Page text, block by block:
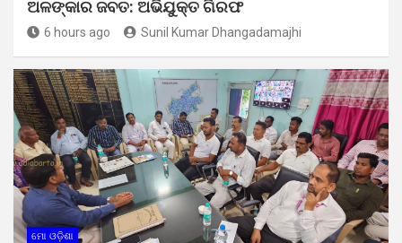
ଅଳଙ୍କାର ଜବତ: ଅଭିଯୁକ୍ତ ଗିରଫ
6 hours ago Sunil Kumar Dhangadamajhi
ମୋ ଓଡ଼ିଶା